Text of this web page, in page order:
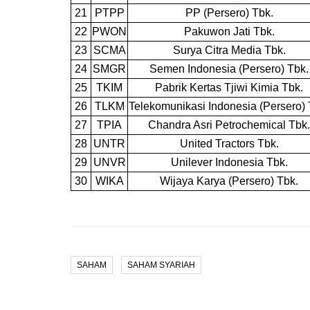
21
PTPP
PP (Persero) Tbk.
22 PWON
Pakuwon Jati Tbk.
23 SCMA
Surya Citra Media Tbk.
24 SMGR
Semen Indonesia (Persero) Tbk.
25
TKIM
Pabrik Kertas Tjiwi Kimia Tbk.
26
TLKM Telekomunikasi Indonesia (Persero)
27
TPIA
Chandra Asri Petrochemical Tbk.
28 UNTR
United Tractors Tbk.
29 UNVR
Unilever Indonesia Tbk.
30
WIKA Wijaya Karya (Persero) Tbk.
SAHAM SAHAM SYARIAH